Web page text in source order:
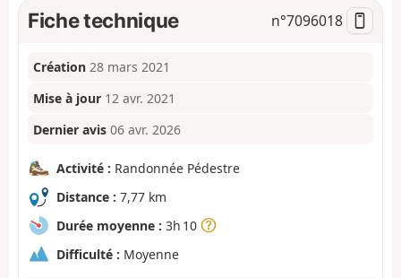
Fiche technique n°7096018
Création 28 mars 2021
Mise à jour 12 avr. 2021
Dernier avis 06 avr. 2026
Activité : Randonnée Pédestre
Distance : 7,77 km
Durée moyenne : 3h 10
Difficulté : Moyenne